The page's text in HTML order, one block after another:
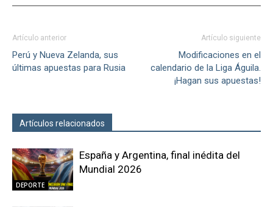
Artículo anterior
Perú y Nueva Zelanda, sus
últimas apuestas para Rusia
Artículo siguiente
Modificaciones en el
calendario de la Liga Águila.
¡Hagan sus apuestas!
Artículos relacionados
DEPORTE
España y Argentina, final inédita del
Mundial 2026